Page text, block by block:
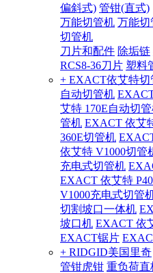
偏斜式) 管钳(直式)
万能切管机 万能切
切管机
刀片和配件 除垢链
RCS8-36刀片 塑料
+ EXACT依艾特切
自动切管机
艾特 170E自动切
管机 EXACT 依艾
360E切管机
依艾特 V1000切管
充电式切管机
EXACT 依艾特
V1000充电式切管
切割坡口一体机
坡口机 EXACT 依
EXACT锯片
+ RIDGID美国里奇
管钳虎钳 重负荷直